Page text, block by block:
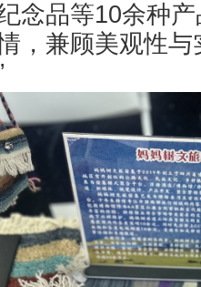
念品等10余种
，兼顾美观性